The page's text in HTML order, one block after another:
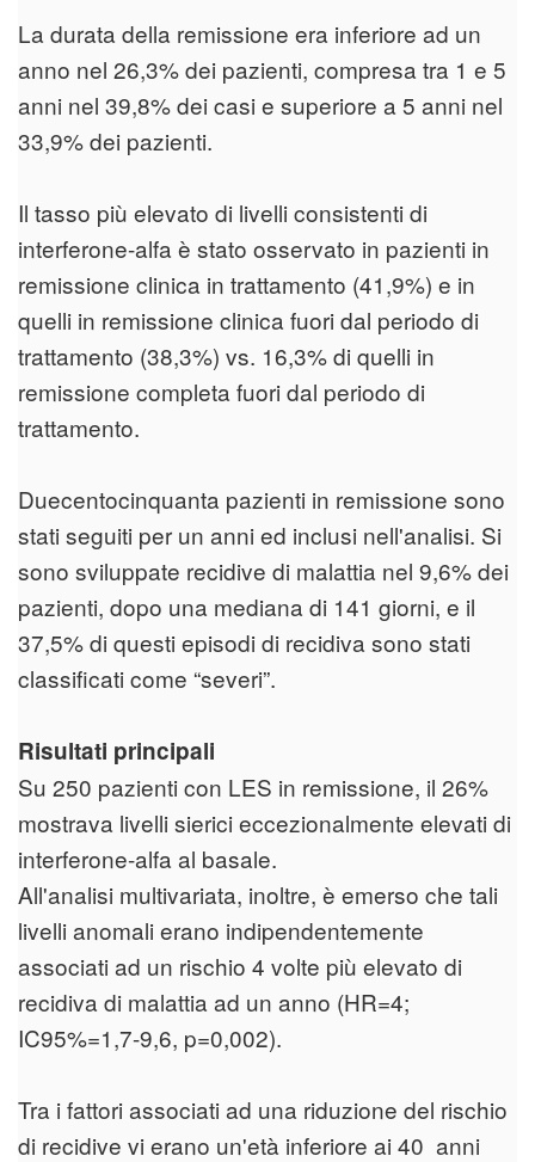
La durata della remissione era inferiore ad un
anno nel 26,3% dei pazienti, compresa tra 1 e 5
anni nel 39,8% dei casi e superiore a 5 anni nel
33,9% dei pazienti.
Il tasso più elevato di livelli consistenti di
interferone-alfa è stato osservato in pazienti in
remissione clinica in trattamento (41,9%) e in
quelli in remissione clinica fuori dal periodo di
trattamento (38,3%) vs. 16,3% di quelli in
remissione completa fuori dal periodo di
trattamento.
Duecentocinquanta pazienti in remissione sono
stati seguiti per un anni ed inclusi nell'analisi. Si
sono sviluppate recidive di malattia nel 9,6% dei
pazienti, dopo una mediana di 141 giorni, e il
37,5% di questi episodi di recidiva sono stati
classificati come “severi”.
Risultati principali
Su 250 pazienti con LES in remissione, il 26%
mostrava livelli sierici eccezionalmente elevati di
interferone-alfa al basale.
All'analisi multivariata, inoltre, è emerso che tali
livelli anomali erano indipendentemente
associati ad un rischio 4 volte più elevato di
recidiva di malattia ad un anno (HR=4;
IC95%=1,7-9,6, p=0,002).
Tra i fattori associati ad una riduzione del rischio
di recidive vi erano un'età inferiore ai 40 anni